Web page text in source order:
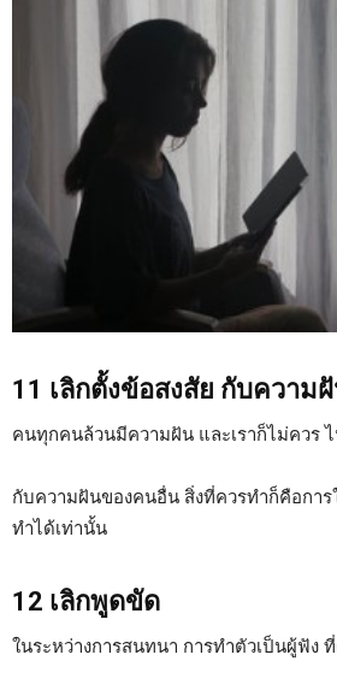
11 เลิกตั้งข้อสงสัย กับความ
คนทุกคนล้วนมีความฝัน และเราก็ไม่ควร
กับความฝันของคนอื่น สิ่งที่ควรทำก็คือการ
ทำได้เท่านั้น
12 เลิกพูดขัด
ในระหว่างการสนทนา การทำตัวเป็นผู้ฟัง